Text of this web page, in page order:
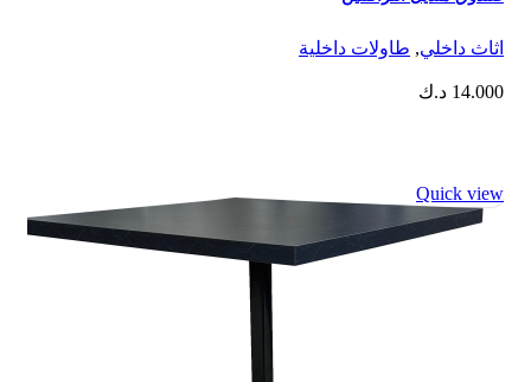
اثاث داخلي, ⁠طاولات داخلية
14.000 د.ك
Quick view